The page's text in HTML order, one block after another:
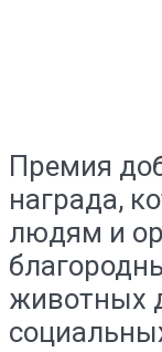
Премия
награда,
людям и
животных